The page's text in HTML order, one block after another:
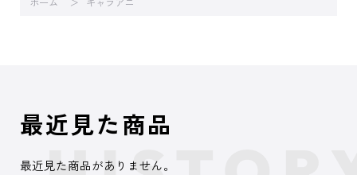
最近見た商品
最近見た商品がありません。